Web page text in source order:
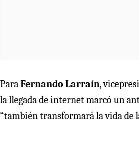
ParaFernando Larraín,
la llegada de internet marcó un
“también transformará la vida de